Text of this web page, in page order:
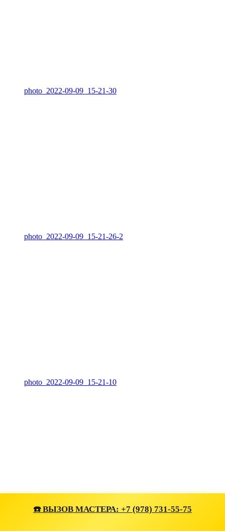
photo_2022-09-09_15-21-30
photo_2022-09-09_15-21-26-2
photo_2022-09-09_15-21-10
☎️ ВЫЗОВ МАСТЕРА: +7 (978) 731-55-75